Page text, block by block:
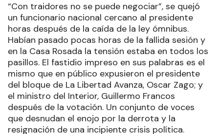
“Con traidores no se puede negociar”, se quejó
un funcionario nacional cercano al presidente
horas después de la caída de la ley ómnibus.
Habían pasado pocas horas de la fallida sesión y
en la Casa Rosada la tensión estaba en todos los
pasillos. El fastidio impreso en sus palabras es el
mismo que en público expusieron el presidente
del bloque de La Libertad Avanza, Oscar Zago; y
el ministro del Interior, Guillermo Francos
después de la votación. Un conjunto de voces
que desnudan el enojo por la derrota y la
resignación de una incipiente crisis política.